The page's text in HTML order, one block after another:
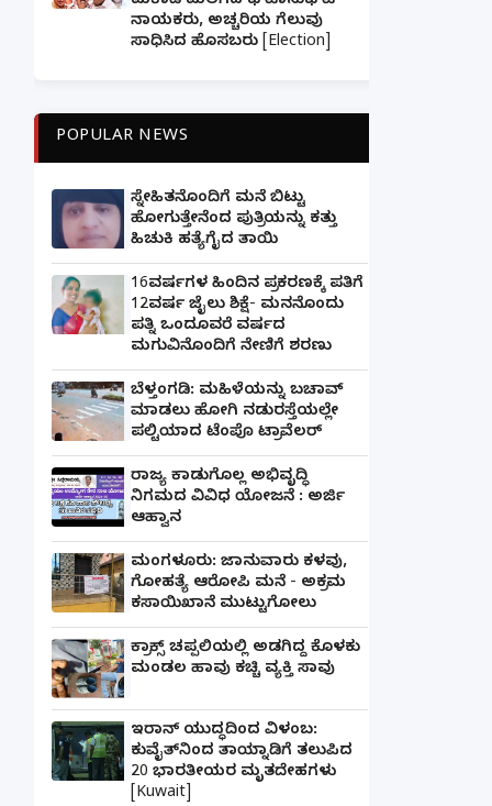
ನಾಯಕರು, ಅಚ್ಚರಿಯ ಗೆಲುವು
ಸಾಧಿಸಿದ ಹೊಸಬರು [Election]
POPULAR NEWS
ಸ್ನೇಹಿತನೊಂದಿಗೆ ಮನೆ ಬಿಟ್ಟು
ಹೋಗುತ್ತೇನೆಂದ ಪುತ್ರಿಯನ್ನು ಕತ್ತು
ಹಿಚುಕಿ ಹತ್ಯೆಗೈದ ತಾಯಿ
16ವರ್ಷಗಳ ಹಿಂದಿನ ಪ್ರಕರಣಕ್ಕೆ ಪತಿಗೆ
12ವರ್ಷ ಜೈಲು ಶಿಕ್ಷೆ- ಮನನೊಂದು
ಪತ್ನಿ ಒಂದೂವರೆ ವರ್ಷದ
ಮಗುವಿನೊಂದಿಗೆ ನೇಣಿಗೆ ಶರಣು
ಬೆಳ್ತಂಗಡಿ: ಮಹಿಳೆಯನ್ನು ಬಚಾವ್
ಮಾಡಲು ಹೋಗಿ ನಡುರಸ್ತೆಯಲ್ಲೇ
ಪಲ್ಟಿಯಾದ ಟೆಂಪೊ ಟ್ರಾವೆಲರ್
ರಾಜ್ಯ ಕಾಡುಗೊಲ್ಲ ಅಭಿವೃದ್ಧಿ
ನಿಗಮದ ವಿವಿಧ ಯೋಜನೆ : ಅರ್ಜಿ
ಆಹ್ವಾನ
ಮಂಗಳೂರು: ಜಾನುವಾರು ಕಳವು,
ಗೋಹತ್ಯೆ ಆರೋಪಿ ಮನೆ - ಅಕ್ರಮ
ಕಸಾಯಿಖಾನೆ ಮುಟ್ಟುಗೋಲು
ಕ್ರಾಕ್ಸ್ ಚಪ್ಪಲಿಯಲ್ಲಿ ಅಡಗಿದ್ದ ಕೊಳಕು
ಮಂಡಲ ಹಾವು ಕಚ್ಚಿ ವ್ಯಕ್ತಿ ಸಾವು
ಇರಾನ್ ಯುದ್ಧದಿಂದ ವಿಳಂಬ:
ಕುವೈತ್‌ನಿಂದ ತಾಯ್ನಾಡಿಗೆ ತಲುಪಿದ
20 ಭಾರತೀಯರ ಮೃತದೇಹಗಳು
[Kuwait]